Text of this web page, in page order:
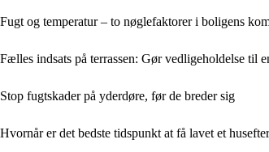
Fugt og temperatur – to nøglefaktorer i boligens
Fælles indsats på terrassen: Gør vedligeholdelse til
Stop fugtskader på yderdøre, før de breder sig
Hvornår er det bedste tidspunkt at få lavet et